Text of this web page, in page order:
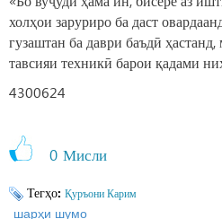
холҳои заруриро ба даст
гузаштан ба даври баъдӣ
тавсияи техникӣ барои қадами
4300624
0 Мисли
Тегҳо: Қуръони Карим
шарҳи шумо